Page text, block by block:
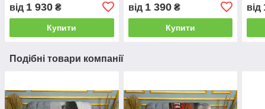
від 1 930 ₴
Купити
від 1 390₴
Купити
від
Подібні товари компанії